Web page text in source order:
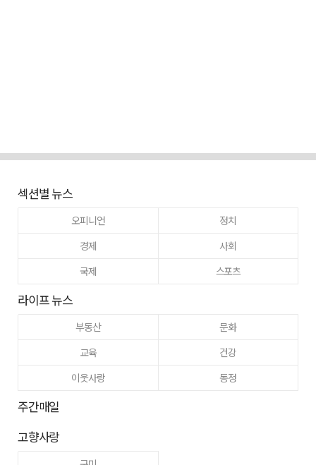
섹션별 뉴스
오피니언
정치
경제
사회
국제
스포츠
라이프 뉴스
부동산
문화
교육
건강
이웃사랑
동정
주간매일
고향사랑